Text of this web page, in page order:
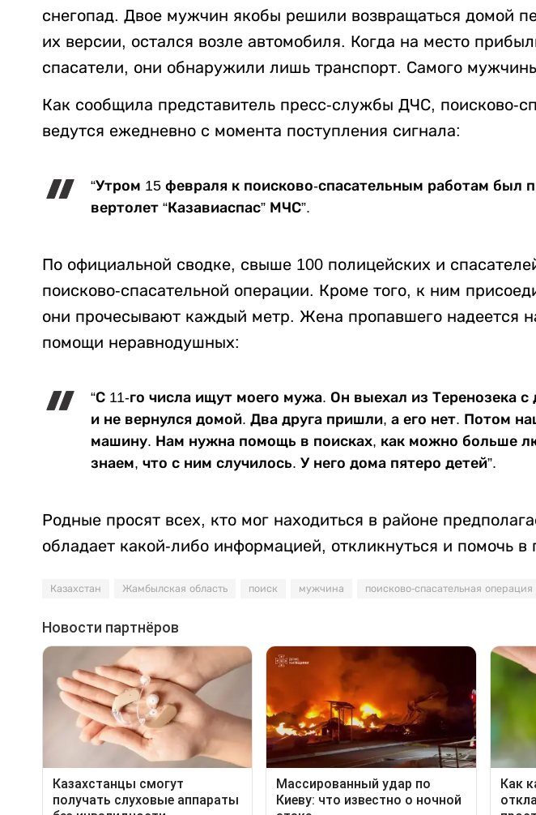
снегопад. Двое мужчин якобы решили возвращаться домой
их версии, остался возле автомобиля. Когда на место
спасатели, они обнаружили лишь транспорт. Самого
Как сообщила представитель пресс-службы ДЧС, поисково-
ведутся ежедневно с момента поступления сигнала:
“Утром 15 февраля к поисково-спасательным работам был
вертолет “Казавиаспас” МЧС”.
По официальной сводке, свыше 100 полицейских и
поисково-спасательной операции. Кроме того, к ним
они прочесывают каждый метр. Жена пропавшего надеется
помощи неравнодушных:
“С 11-го числа ищут моего мужа. Он выехал из Теренозека с
и не вернулся домой. Два друга пришли, а его нет. Потом
машину. Нам нужна помощь в поисках, как можно больше
знаем, что с ним случилось. У него дома пятеро детей”.
Родные просят всех, кто мог находиться в районе
обладает какой-либо информацией, откликнуться и помочь в
Казахстан Жамбылская область поиск мужчина поисково-спасательная операция